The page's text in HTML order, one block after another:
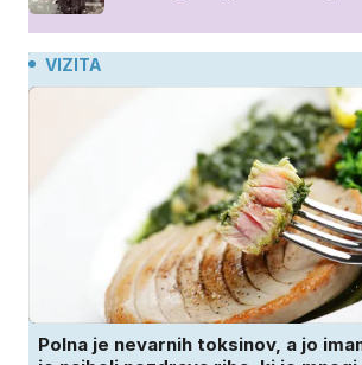
VIZITA
Polna je nevarnih toksinov, a jo